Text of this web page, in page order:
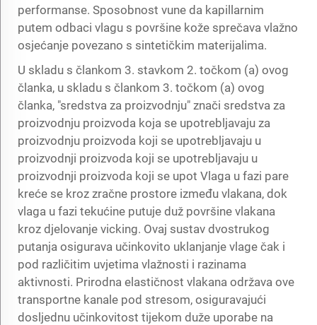
performanse. Sposobnost vune da kapillarnim
putem odbaci vlagu s površine kože sprečava vlažno
osjećanje povezano s sintetičkim materijalima.
U skladu s člankom 3. stavkom 2. točkom (a) ovog
članka, u skladu s člankom 3. točkom (a) ovog
članka, "sredstva za proizvodnju" znači sredstva za
proizvodnju proizvoda koja se upotrebljavaju za
proizvodnju proizvoda koji se upotrebljavaju u
proizvodnji proizvoda koji se upotrebljavaju u
proizvodnji proizvoda koji se upot Vlaga u fazi pare
kreće se kroz zračne prostore između vlakana, dok
vlaga u fazi tekućine putuje duž površine vlakana
kroz djelovanje vicking. Ovaj sustav dvostrukog
putanja osigurava učinkovito uklanjanje vlage čak i
pod različitim uvjetima vlažnosti i razinama
aktivnosti. Prirodna elastičnost vlakana održava ove
transportne kanale pod stresom, osiguravajući
dosljednu učinkovitost tijekom duže uporabe na